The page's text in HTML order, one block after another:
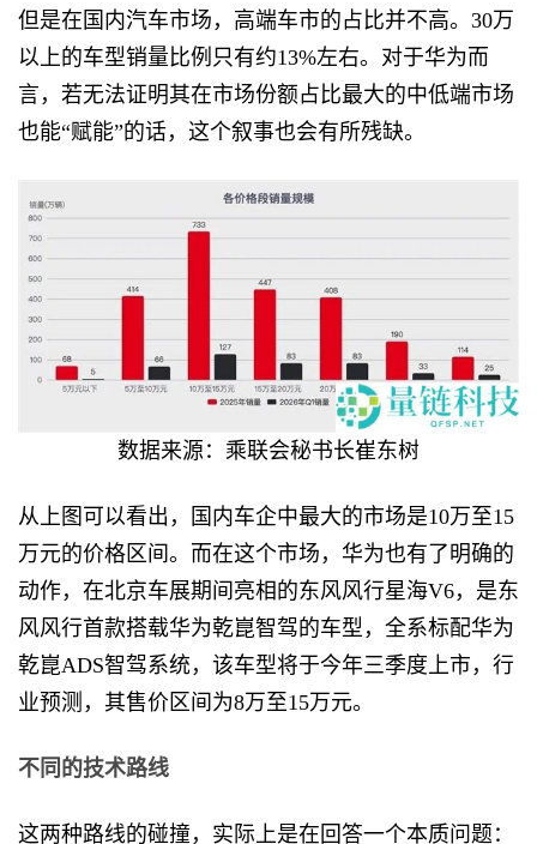
但是在国内汽车市场，高端车市的占比并不高。30万
以上的车型销量比例只有约13%左右。对于华为而
言，若无法证明其在市场份额占比最大的中低端市场
也能“赋能”的话，这个叙事也会有所残缺。
数据来源：乘联会秘书长崔东树
从上图可以看出，国内车企中最大的市场是10万至15
万元的价格区间。而在这个市场，华为也有了明确的
动作，在北京车展期间亮相的东风风行星海V6，是东
风风行首款搭载华为乾崑智驾的车型，全系标配华为
乾崑ADS智驾系统，该车型将于今年三季度上市，行
业预测，其售价区间为8万至15万元。
不同的技术路线
这两种路线的碰撞，实际上是在回答一个本质问题：